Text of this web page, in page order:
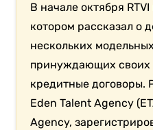
В начале октября RTVI
котором рассказал о
нескольких
принуждающих своих
кредитные договоры.
Eden Talent Agency
Agency,